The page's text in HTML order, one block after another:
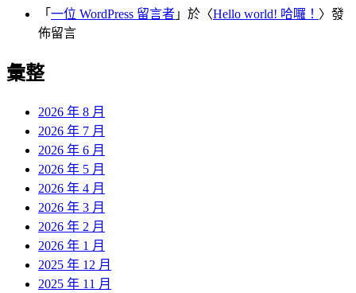
「 一位 WordPress 留言者 」於〈Hello world! 哈囉！ 〉發
佈留言
彙整
2026 年 8 月
2026 年 7 月
2026 年 6 月
2026 年 5 月
2026 年 4 月
2026 年 3 月
2026 年 2 月
2026 年 1 月
2025 年 12 月
2025 年 11 月